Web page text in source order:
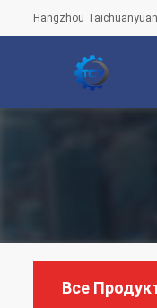
Hangzhou
Все